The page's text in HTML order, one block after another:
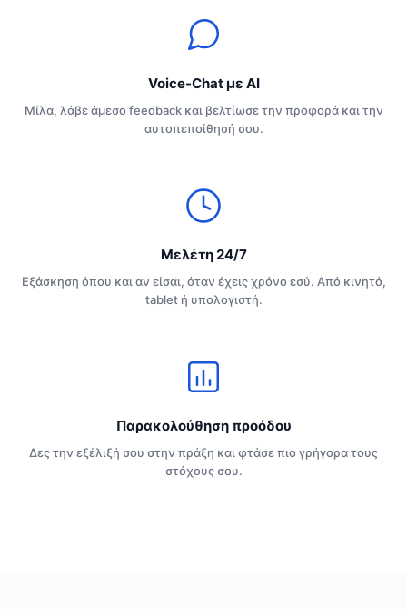
Voice-Chat με ΑΙ
Μίλα, λάβε άμεσο feedback και βελτίωσε την προφορά και την
αυτοπεποίθησή σου.
Μελέτη 24/7
Εξάσκηση όπου και αν είσαι, όταν έχεις χρόνο εσύ. Από κινητό,
tablet ή υπολογιστή.
Παρακολούθηση προόδου
Δες την εξέλιξή σου στην πράξη και φτάσε πιο γρήγορα τους
στόχους σου.